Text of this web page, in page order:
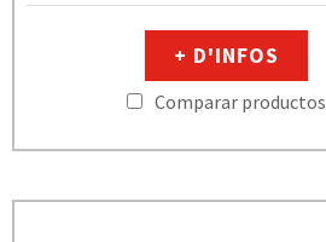
+ D'INFOS
Comparar productos